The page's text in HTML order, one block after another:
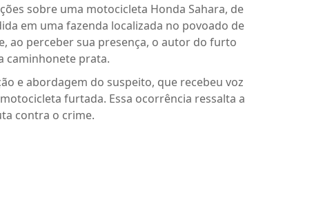
sobre uma motocicleta Honda Sahara, de
em uma fazenda localizada no povoado de
ao perceber sua presença, o autor do furto
caminhonete prata.
e abordagem do suspeito, que recebeu voz
furtada. Essa ocorrência ressalta a
contra o crime.